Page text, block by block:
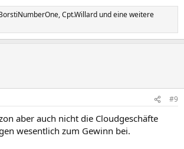
,Cpt.Willard und eine weitere
#9
aber auch nicht die Cloudgeschäfte
wesentlich zum Gewinn bei.